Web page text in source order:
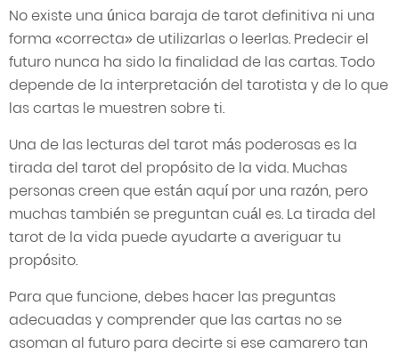
No existe una única baraja de tarot definitiva ni una
forma «correcta» de utilizarlas o leerlas. Predecir el
futuro nunca ha sido la finalidad de las cartas. Todo
depende de la interpretación del tarotista y de lo que
las cartas le muestren sobre ti.
Una de las lecturas del tarot más poderosas es la
tirada del tarot del propósito de la vida. Muchas
personas creen que están aquí por una razón, pero
muchas también se preguntan cuál es. La tirada del
tarot de la vida puede ayudarte a averiguar tu
propósito.
Para que funcione, debes hacer las preguntas
adecuadas y comprender que las cartas no se
asoman al futuro para decirte si ese camarero tan